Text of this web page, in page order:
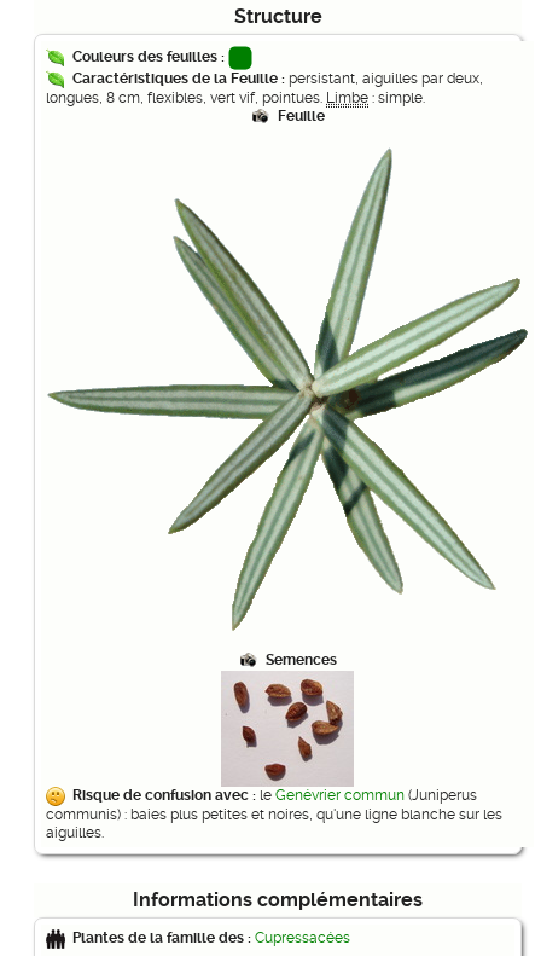
Structure
Couleurs des feuilles :
Caractéristiques de la Feuille : persistant, aiguilles par deux,
longues, 8 cm, flexibles, vert vif, pointues. Limbe : simple.
Feuille
Semences
Risque de confusion avec : le Genévrier commun (Juniperus
communis) : baies plus petites et noires, qu'une ligne blanche sur les
aiguilles.
Informations complémentaires
Plantes de la famille des : Cupressacées